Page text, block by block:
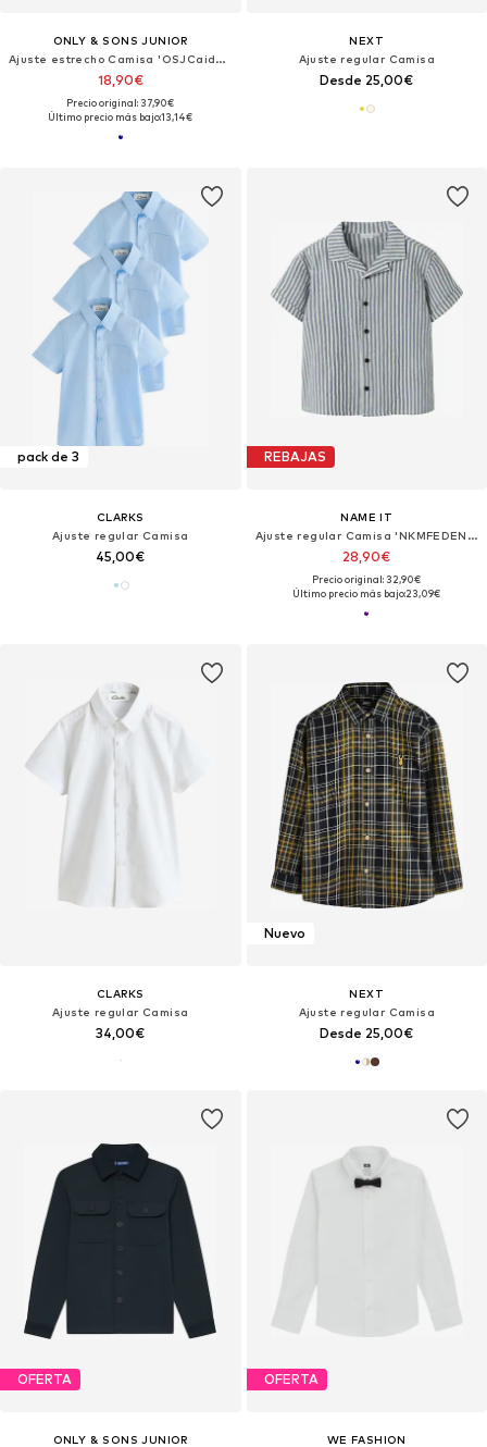
ONLY & SONS JUNIOR
Ajuste estrecho Camisa 'OSJCaiden'
18,90€
Precio original: 37,90€
Último precio más bajo:13,14€
NEXT
Ajuste regular Camisa
Desde 25,00€
pack de 3
CLARKS
Ajuste regular Camisa
45,00€
REBAJAS
NAME IT
Ajuste regular Camisa 'NKMFEDENIS'
28,90€
Precio original: 32,90€
Último precio más bajo:23,09€
CLARKS
Ajuste regular Camisa
34,00€
Nuevo
NEXT
Ajuste regular Camisa
Desde 25,00€
OFERTA
ONLY & SONS JUNIOR
OFERTA
WE FASHION